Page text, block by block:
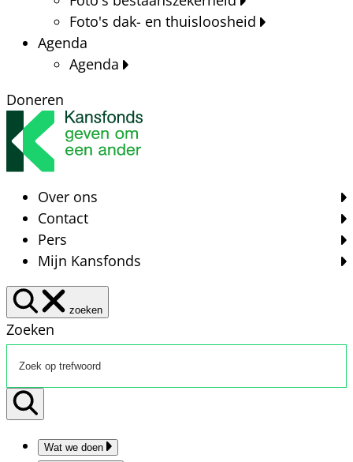
Foto's dak- en thuisloosheid
Agenda
Agenda
Doneren
Over ons
Contact
Pers
Mijn Kansfonds
zoeken
Zoeken
Wat we doen